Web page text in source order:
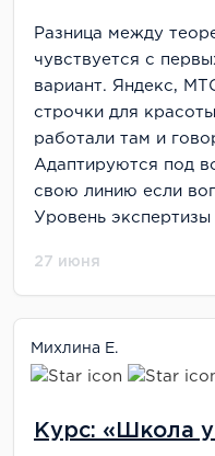
Разница между
чувствуется с
вариант. Яндекс,
строчки для
работали там и
Адаптируются под
свою линию если
Уровень экспертизы
27 июня
Михлина Е.
Курс: «Школа